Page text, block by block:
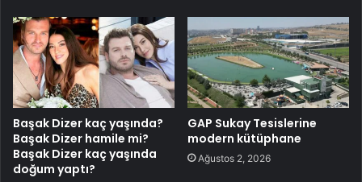
Başak Dizer kaç yaşında?
Başak Dizer hamile mi?
Başak Dizer kaç yaşında
doğum yaptı?
GAP Sukay Tesislerine
modern kütüphane
Ağustos 2, 2026